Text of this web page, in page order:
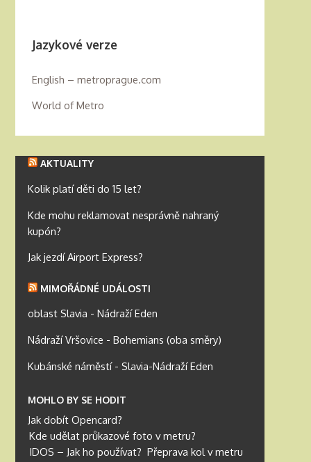
Jazykové verze
English – metroprague.com
World of Metro
AKTUALITY
Kolik platí děti do 15 let?
Kde mohu reklamovat nesprávně nahraný
kupón?
Jak jezdí Airport Express?
MIMOŘÁDNÉ UDÁLOSTI
oblast Slavia - Nádraží Eden
Nádraží Vršovice - Bohemians (oba směry)
Kubánské náměstí - Slavia-Nádraží Eden
MOHLO BY SE HODIT
Jak dobít Opencard?
Kde udělat průkazové foto v metru?
IDOS – Jak ho používat? Přeprava kol v metru